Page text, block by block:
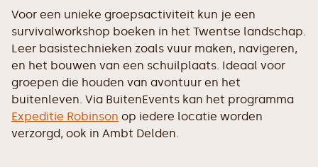
Voor een unieke groepsactiviteit kun je een
survivalworkshop boeken in het Twentse landschap.
Leer basistechnieken zoals vuur maken, navigeren,
en het bouwen van een schuilplaats. Ideaal voor
groepen die houden van avontuur en het
buitenleven. Via BuitenEvents kan het programma
Expeditie Robinson op iedere locatie worden
verzorgd, ook in Ambt Delden.